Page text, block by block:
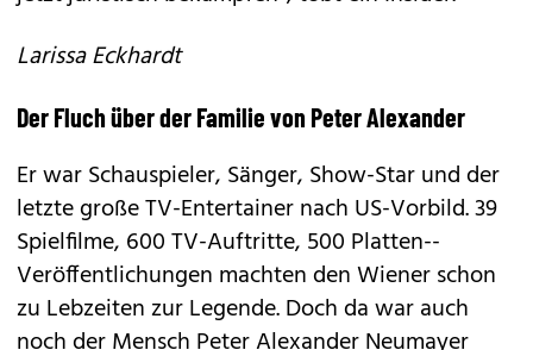
Larissa Eckhardt
Der Fluch über der Familie von Peter Alexander
Er war Schauspieler, Sänger, Show-Star und der
letzte große TV-Entertainer nach US-Vorbild. 39
Spielfilme, 600 TV-Auftritte, 500 Platten-­
Veröffentlichungen machten den Wiener schon
zu Lebzeiten zur Legende. Doch da war auch